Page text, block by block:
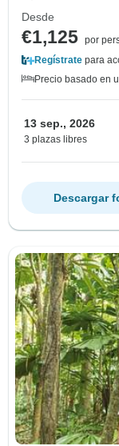
Desde
€1,125 por
Regístrate para
Precio basado en
13 sep., 2026
3 plazas libres
Descargar